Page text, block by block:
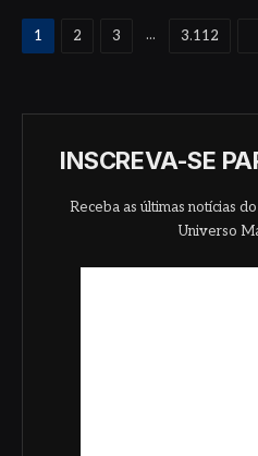
1 2 3 ... 3.112
INSCREVA-SE
Receba as últimas notícias
Universo